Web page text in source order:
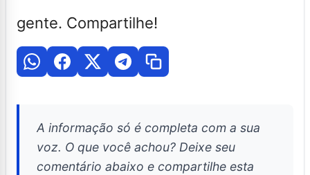
gente. Compartilhe!
A informação só é completa com a sua
voz. O que você achou? Deixe seu
comentário abaixo e compartilhe esta